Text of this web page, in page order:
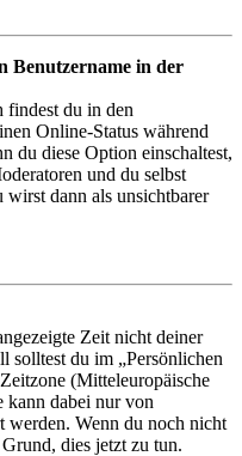
Benutzername in der
findest du in den
Online-Status während
du diese Option einschaltest,
und du selbst
wirst dann als unsichtbarer
Zeit nicht deiner
solltest du im „Persönlichen
(Mitteleuropäische
kann dabei nur von
werden. Wenn du noch nicht
dies jetzt zu tun.